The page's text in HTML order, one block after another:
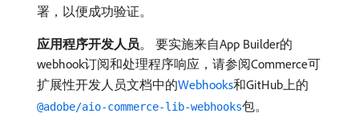
署，以便成功验证。
应用程序开发人员。 要实施来自App Builder的
webhook订阅和处理程序响应，请参阅Commerce可
扩展性开发人员文档中的Webhooks和GitHub上的
@adobe/aio-commerce-lib-webhooks包。